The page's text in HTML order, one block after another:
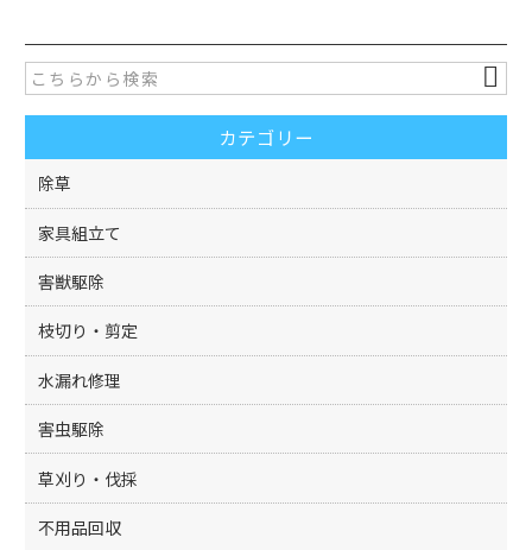
e
b
o
o
k
er
カテゴリー
除草
家具組立て
害獣駆除
枝切り・剪定
水漏れ修理
害虫駆除
草刈り・伐採
不用品回収